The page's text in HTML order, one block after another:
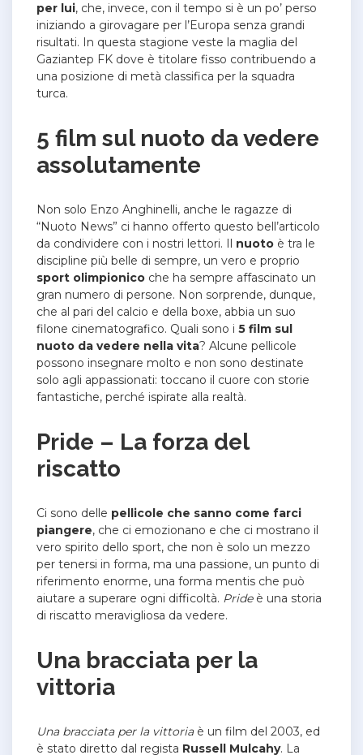
per lui, che, invece, con il tempo si è un po’ perso
iniziando a girovagare per l’Europa senza grandi
risultati. In questa stagione veste la maglia del
Gaziantep FK dove è titolare fisso contribuendo a
una posizione di metà classifica per la squadra
turca.
5 film sul nuoto da vedere
assolutamente
Non solo Enzo Anghinelli, anche le ragazze di
“Nuoto News” ci hanno offerto questo bell’articolo
da condividere con i nostri lettori. Il nuoto è tra le
discipline più belle di sempre, un vero e proprio
sport olimpionico che ha sempre affascinato un
gran numero di persone. Non sorprende, dunque,
che al pari del calcio e della boxe, abbia un suo
filone cinematografico. Quali sono i 5 film sul
nuoto da vedere nella vita? Alcune pellicole
possono insegnare molto e non sono destinate
solo agli appassionati: toccano il cuore con storie
fantastiche, perché ispirate alla realtà.
Pride – La forza del
riscatto
Ci sono delle pellicole che sanno come farci
piangere, che ci emozionano e che ci mostrano il
vero spirito dello sport, che non è solo un mezzo
per tenersi in forma, ma una passione, un punto di
riferimento enorme, una forma mentis che può
aiutare a superare ogni difficoltà. Prideè una storia
di riscatto meravigliosa da vedere.
Una bracciata per la
vittoria
Una bracciata per la vittoriaè un film del 2003, ed
è stato diretto dal regista Russell Mulcahy. La